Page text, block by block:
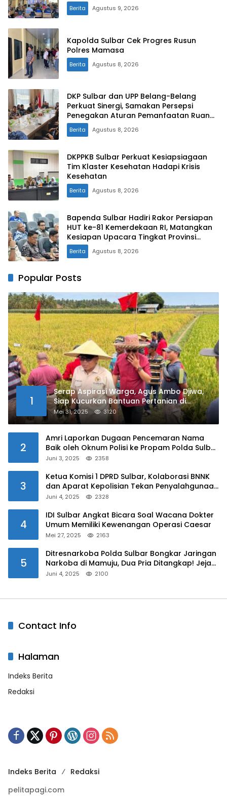
Berita Agustus 9, 2026
Kapolda Sulbar Cek Progres Rusun
Berita Agustus 8, 2026
DKP Sulbar dan UPP Belang-Belang
Perkuat Sinergi, Samakan Persepsi
Penegakan Aturan Pemanfaatan Ruang
Laut
Berita Agustus 8, 2026
DKPPKB Sulbar Perkuat Kesiapsiagaan
Tim Klaster Kesehatan Hadapi Krisis
Kesehatan
Berita Agustus 8, 2026
Bapenda Sulbar Hadiri Rakor Persiapan
HUT ke-81 Kemerdekaan RI, Matangkan
Kesiapan Upacara Tingkat Provinsi
Sulawesi Barat
Berita Agustus 8, 2026
Popular Posts
1
Serap Aspirasi Warga, Agus Ambo Djiwa,
Siap Kucurkan Bantuan Pertanian di
Kalukku
Mei 31, 2025 3120
2
Amri Laporkan Dugaan Pencemaran Nama
Baik oleh Oknum Polisi ke Propam Polda Sulbar
Juni 3, 2025 2358
3
Ketua Komisi 1 DPRD Sulbar, Kolaborasi BNNK
dan Aparat Kepolisian Tekan Penyalahgunaan
Juni 4, 2025 2328
4
IDI Sulbar Angkat Bicara Soal Wacana Dokter
Umum Memiliki Kewenangan Operasi Caesar
Mei 27, 2025 2163
5
Ditresnarkoba Polda Sulbar Bongkar Jaringan
Narkoba di Mamuju, Dua Pria Ditangkap! Jejak
Juni 4, 2025 2100
Contact Info
Halaman
Indeks Berita
Redaksi
Indeks Berita
Redaksi
pelitapagi.com